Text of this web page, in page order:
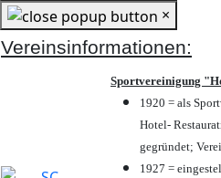
×
Vereinsinformationen:
Sportvereinigung
1920 = als
Hotel-
gegründet;
1927 =